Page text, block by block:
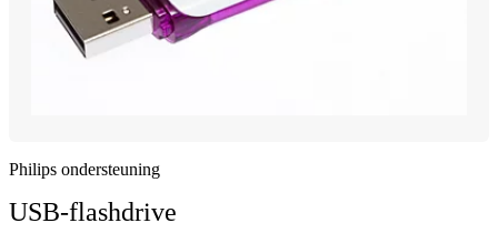
Philips ondersteuning
USB-flashdrive